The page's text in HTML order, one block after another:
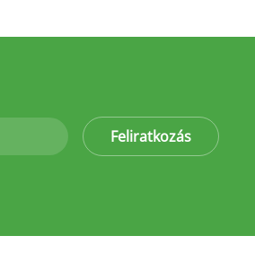
Feliratkozás